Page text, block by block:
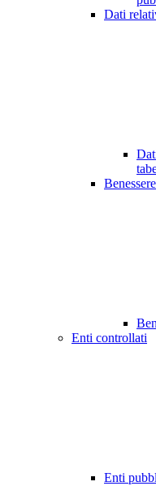
Dati
Enti controllati
Enti